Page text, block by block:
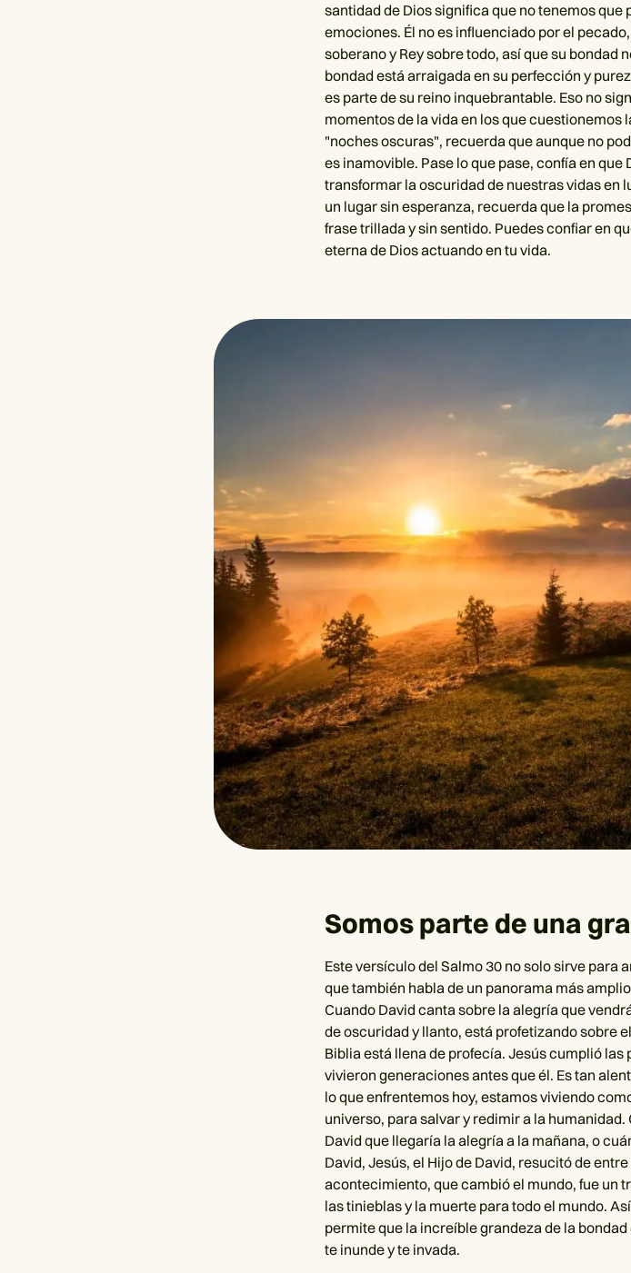
santidad de Dios significa que no tenemos
emociones. Él no es influenciado por el
soberano y Rey sobre todo, así que su bondad
bondad está arraigada en su perfección y
es parte de su reino inquebrantable. Eso no
momentos de la vida en los que cuestionemos
"noches oscuras", recuerda que aunque no
es inamovible. Pase lo que pase, confía en
transformar la oscuridad de nuestras vidas en
un lugar sin esperanza, recuerda que la
frase trillada y sin sentido. Puedes confiar en
eterna de Dios actuando en tu vida.
Somos parte de una
Este versículo del Salmo 30 no solo sirve para
que también habla de un panorama más
Cuando David canta sobre la alegría que
de oscuridad y llanto, está profetizando sobre
Biblia está llena de profecía. Jesús cumplió
vivieron generaciones antes que él. Es tan
lo que enfrentemos hoy, estamos viviendo
universo, para salvar y redimir a la
David que llegaría la alegría a la mañana, o
David, Jesús, el Hijo de David, resucitó de
acontecimiento, que cambió el mundo, fue un
las tinieblas y la muerte para todo el mundo.
permite que la increíble grandeza de la
te inunde y te invada.